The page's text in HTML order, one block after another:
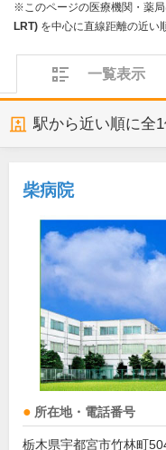
※このページの医療機関・薬局
LRT) を中心に直線距離の近い
一覧表示
駅から近い順に全1
柴病院
所在地・電話番号
栃木県宇都宮市竹林町